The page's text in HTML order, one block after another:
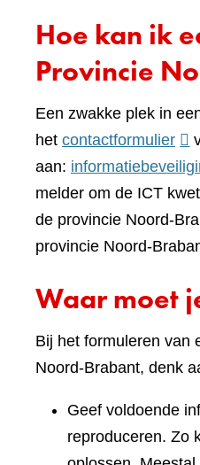
Hoe kan ik
Provincie
Een zwakke plek in
het contactformulier
een
aan:
melder om de ICT
de provincie Noord-
provincie Noord-
Waar moet
Bij het formuleren van
Noord-Brabant, denk
Geef voldoende
reproduceren. Zo